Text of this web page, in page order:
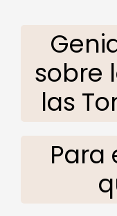
sobre
las
Para